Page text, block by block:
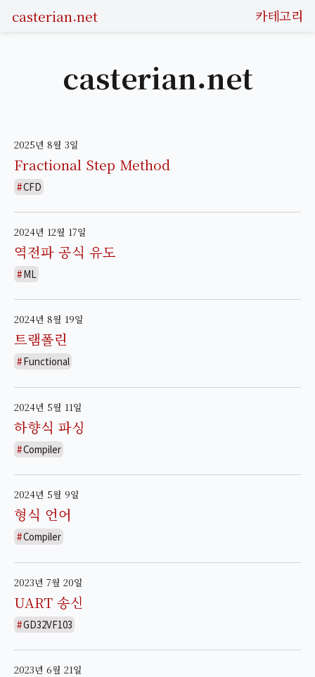
casterian.net 카테고리
casterian.net
2025년 8월 3일
Fractional Step Method
CFD
2024년 12월 17일
역전파 공식 유도
ML
2024년 8월 19일
트램폴린
Functional
2024년 5월 11일
하향식 파싱
Compiler
2024년 5월 9일
형식 언어
Compiler
2023년 7월 20일
UART 송신
GD32VF103
2023년 6월 21일